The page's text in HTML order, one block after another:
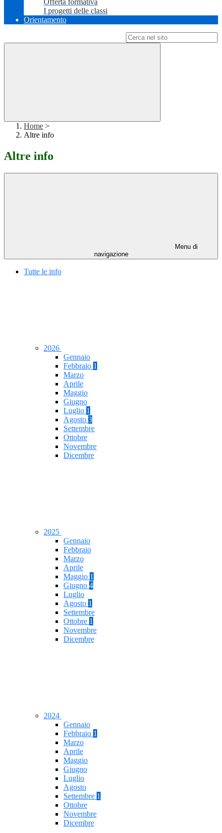
Offerta formativa
I progetti delle classi
Orientamento
Home >
Altre info
Altre info
Menu di
navigazione
Tutte le info
2026
Gennaio
Febbraio 1
Marzo
Aprile
Maggio
Giugno
Luglio 1
Agosto 3
Settembre
Ottobre
Novembre
Dicembre
2025
Gennaio
Febbraio
Marzo
Aprile
Maggio 1
Giugno 4
Luglio
Agosto 1
Settembre
Ottobre 1
Novembre
Dicembre
2024
Gennaio
Febbraio 1
Marzo
Aprile
Maggio
Giugno
Luglio
Agosto
Settembre 1
Ottobre
Novembre
Dicembre